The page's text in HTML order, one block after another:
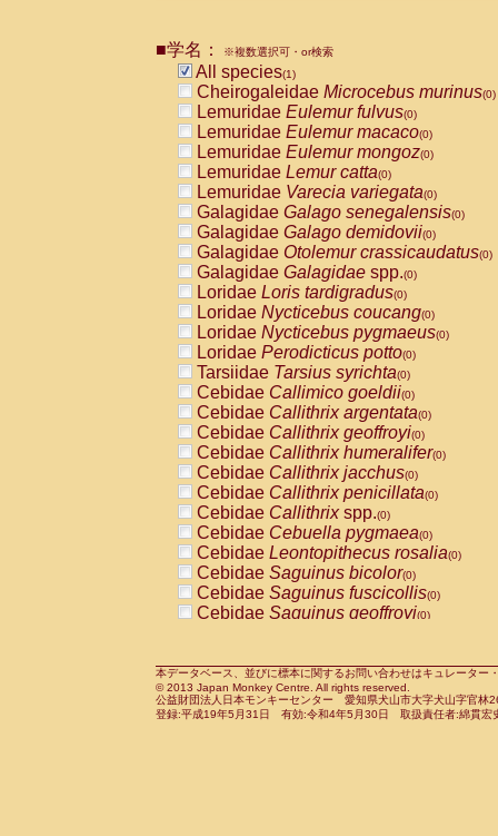
CebidaeCebus nigrivittatus
CebidaeCebus
CebidaeSaimiri boliviensis(0)
CebidaeSaimiri sciureus(0)
AtelidaeAlouatta caraya(0)
AtelidaeAlouatta fusca(0)
AtelidaeAlouatta seniculus
AtelidaeAlouattaspp.(0)
AtelidaeAteles belzebuth(0)
AtelidaeAteles geoffroyi(0)
AtelidaeAteles paniscus(0)
AtelidaeAtelesspp.(0)
Atelidae Lagothrix lagothricha
AtelidaeLagothrix lagothricha cana
PitheciidaeCacajao calvus
PitheciidaeCallicebus cupreus
PitheciidaeCallicebus donacophilus
PitheciidaeCallicebus moloch
PitheciidaeCallicebus torquatus
PitheciidaeCallicebusspp.(0)
PitheciidaeChiropotes satanas(0)
PitheciidaePithecia monachus
PitheciidaePithecia pithecia(0)
CercopithecidaeCercocebus agilis
CercopithecidaeCercocebus
CercopithecidaeCercocebus
CercopithecidaeCercocebus
CercopithecidaeCercocebus
CercopithecidaeCercocebushybrid
CercopithecidaePapio anubis(0)
CercopithecidaePapio cynocephalus
CercopithecidaePapio hamadryas(0)
■学名： ※複数選択可・or検索
All species(1)
Cheirogaleidae Microcebus murinus(0)
Lemuridae Eulemur fulvus(0)
Lemuridae Eulemur macaco(0)
Lemuridae Eulemur mongoz(0)
Lemuridae Lemur catta(0)
Lemuridae Varecia variegata(0)
Galagidae Galago senegalensis(0)
Galagidae Galago demidovii(0)
Galagidae Otolemur crassicaudatus(0)
Galagidae Galagidae spp.(0)
Loridae Loris tardigradus(0)
Loridae Nycticebus coucang(0)
Loridae Nycticebus pygmaeus(0)
Loridae Perodicticus potto(0)
Tarsiidae Tarsius syrichta(0)
Cebidae Callimico goeldii(0)
Cebidae Callithrix argentata(0)
Cebidae Callithrix geoffroyi(0)
Cebidae Callithrix humeralifer(0)
Cebidae Callithrix jacchus(0)
Cebidae Callithrix penicillata(0)
Cebidae Callithrixspp.(0)
Cebidae Cebuella pygmaea(0)
Cebidae Leontopithecus rosalia(0)
Cebidae Saguinus bicolor(0)
Cebidae Saguinus fuscicollis(0)
Cebidae Saguinus geoffroyi(0)
CebidaeSaguinus leucopus(0)
CebidaeSaguinus midas(0)
Cebidae Saguinus mystax(0)
本データベース、並びに標本に関するお問い合わせはキュレータ
© 2013 Japan Monkey Centre. All rights reserved.
公益財団法人日本モンキーセンター 愛知県犬山市大字犬山字官
登録:平成19年5月31日 有効:令和4年5月30日 取扱責任者:綿貫宏